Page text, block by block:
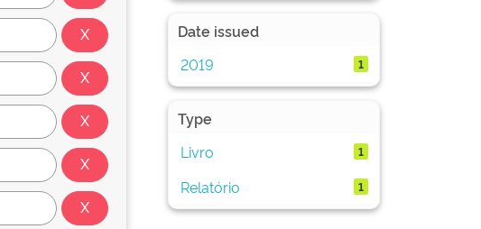
Date issued
2019
1
Type
Livro
1
Relatório 1